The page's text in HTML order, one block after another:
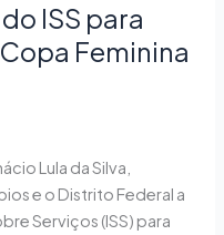
ISS para
Feminina
Lula da Silva,
e o Distrito Federal a
Serviços (ISS) para